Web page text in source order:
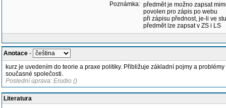
Poznámka: předmět je možno zapsat
povolen pro zápis po webu
při zápisu přednost, je-li ve
předmět lze zapsat v ZS i LS
Anotace -
kurz je uvedením do teorie a praxe politiky. Přibližuje základní pojmy a
současné společosti.
Poslední úprava: Erudio ()
Literatura